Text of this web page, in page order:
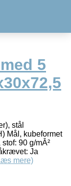
5
stål
Mål, kubeformet
90 g/mÂ²
Ja
mere)